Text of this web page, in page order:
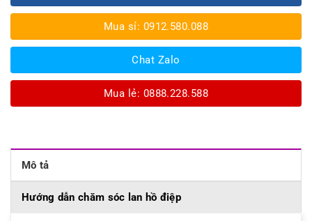
Mua sỉ: 0912.580.088
Chat Zalo
Mua lẻ: 0888.228.588
Mô tả
Hướng dẫn chăm sóc lan hồ điệp